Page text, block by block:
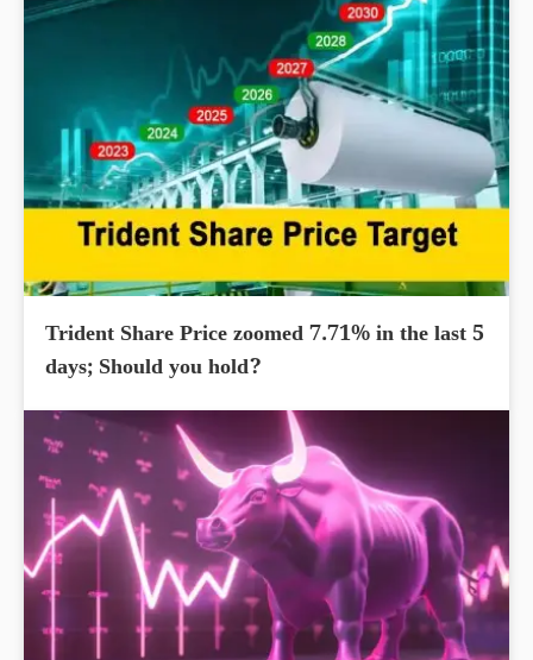
Trident Share Price zoomed 7.71% in the last 5
days; Should you hold?